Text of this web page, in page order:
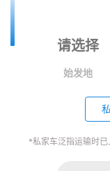
始发地
*私家车泛指运输时